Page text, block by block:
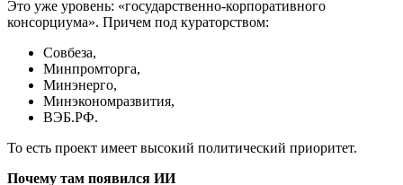
Это уже уровень: «государственно-корпоративного
консорциума». Причем под кураторством:
Совбеза,
Минпромторга,
Минэнерго,
Минэкономразвития,
ВЭБ.РФ.
То есть проект имеет высокий политический приоритет.
Почему там появился ИИ